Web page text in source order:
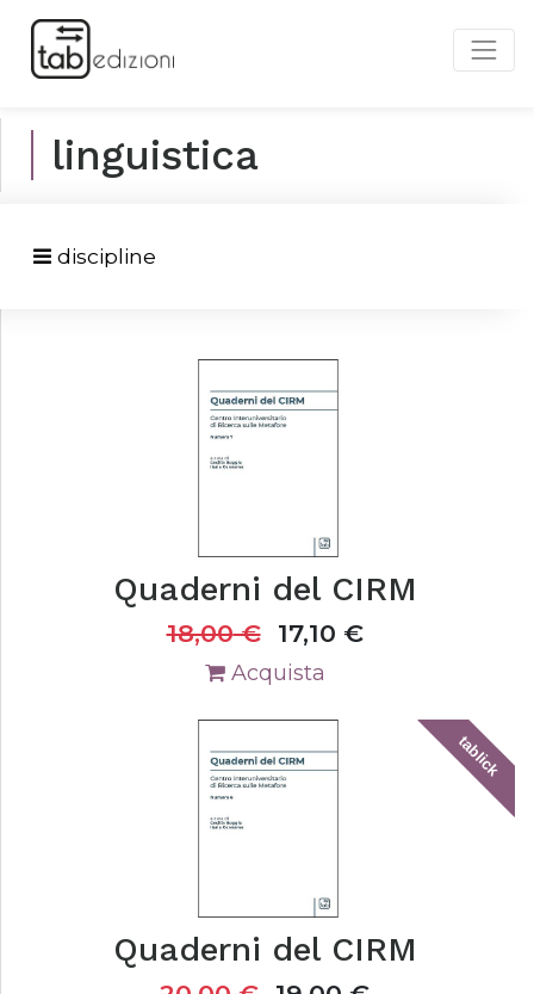
linguistica
discipline
Quaderni del CIRM
18,00€ 17,10 €
Acquista
tablick
Quaderni del CIRM